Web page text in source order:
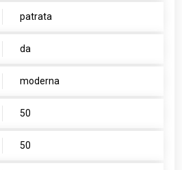
patrata
da
moderna
50
50